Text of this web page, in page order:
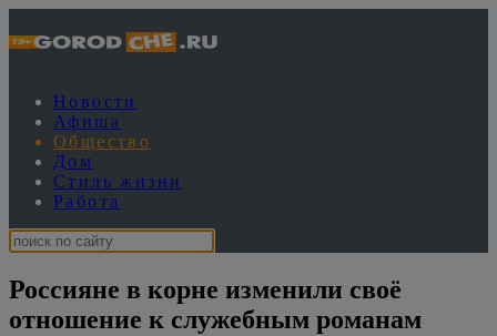
Новости
Афиша
Общество
Дом
Стиль жизни
Работа
Россияне в корне изменили своё
отношение к служебным романам